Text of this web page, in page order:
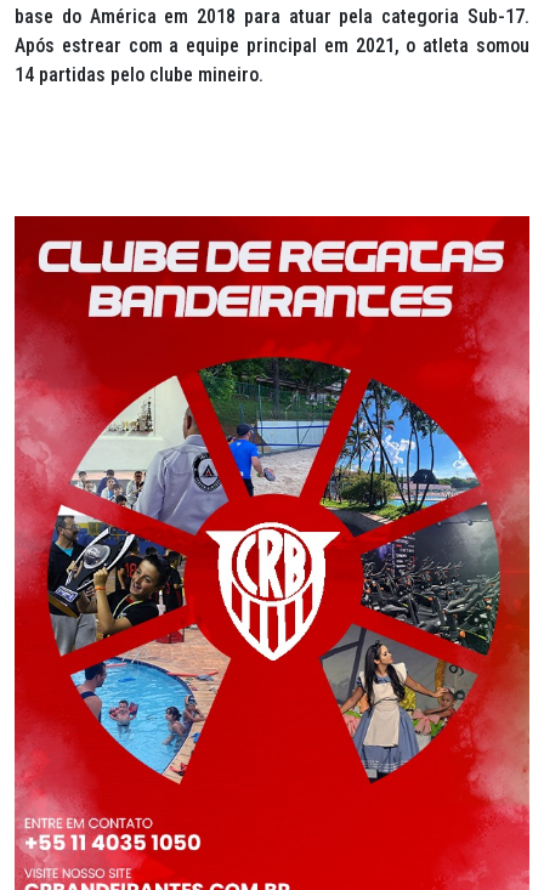
base do América em 2018 para atuar pela categoria Sub-17.
Após estrear com a equipe principal em 2021, o atleta somou
14 partidas pelo clube mineiro.